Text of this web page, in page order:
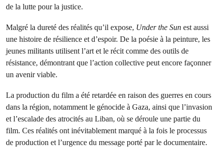
de la lutte pour la justice.
Malgré la dureté des réalités qu’il expose, Under the Sun est aussi
une histoire de résilience et d’espoir. De la poésie à la peinture, les
jeunes militants utilisent l’art et le récit comme des outils de
résistance, démontrant que l’action collective peut encore façonner
un avenir viable.
La production du film a été retardée en raison des guerres en cours
dans la région, notamment le génocide à Gaza, ainsi que l’invasion
et l’escalade des atrocités au Liban, où se déroule une partie du
film. Ces réalités ont inévitablement marqué à la fois le processus
de production et l’urgence du message porté par le documentaire.